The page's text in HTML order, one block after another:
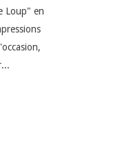
Loup" en